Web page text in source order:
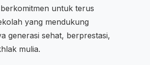
untuk terus
yang mendukung
generasi sehat, berprestasi,
mulia.